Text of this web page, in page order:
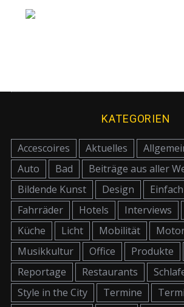
KATEGORIEN
Accescoires Aktuelles
Auto
Bad
Beiträge aus aller
Bildende Kunst
Design
Fahrräder
Hotels Interviews
Küche
Licht Mobilität
Musikkultur
Office Produkte
Reportage
Restaurants
Style in the City
Termine